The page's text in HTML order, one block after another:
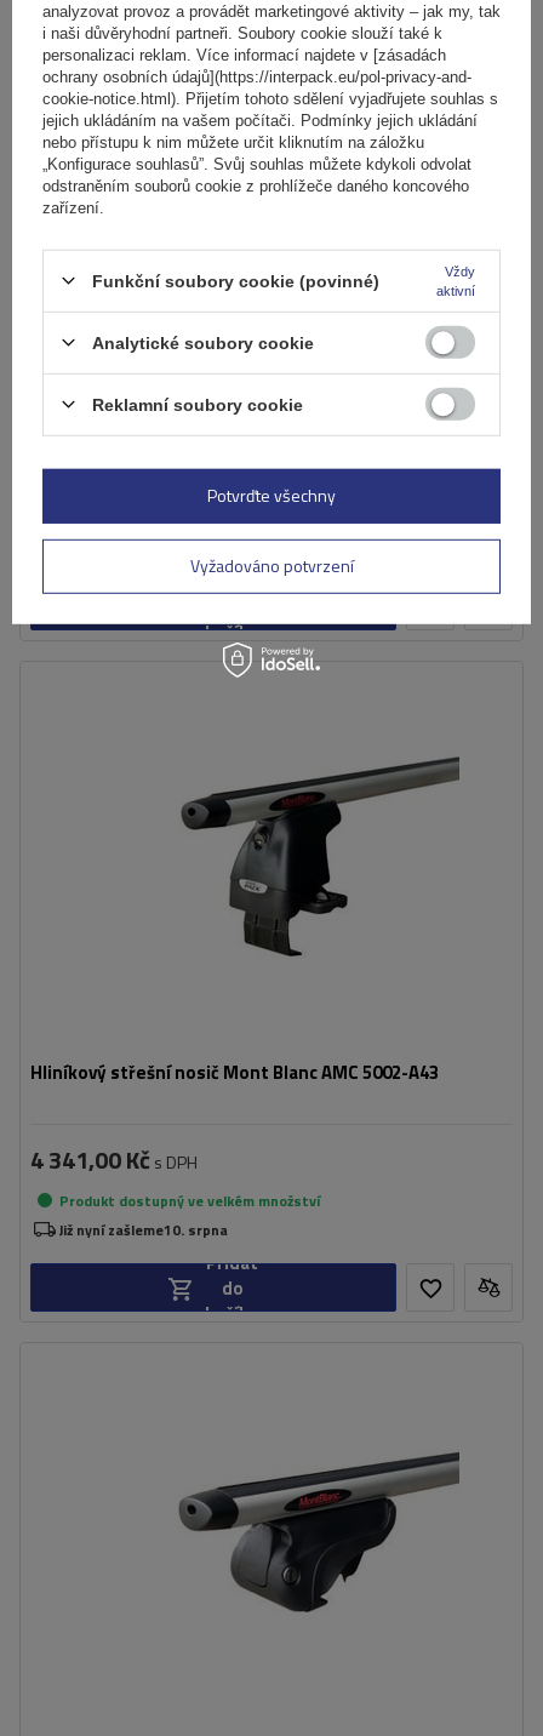
Ocelový střešní nosič Mont Blanc AMC 5002-S43
3 401,00 Kč
Produkt dostupný ve velkém množství
Již nyní zašleme10. srpna
Přidat
košíku
Hliníkový střešní nosič Mont Blanc AMC 5002-A43
4 341,00 Kč s DPH
Produkt dostupný ve velkém množství
Již nyní zašleme10. srpna
Přidat
do
košíku
analyzovat provoz a provádět marketingové aktivity – jak my, tak
i naši důvěryhodní partneři. Soubory cookie slouží také k
personalizaci reklam. Více informací najdete v [zásadách
ochrany osobních údajů](https://interpack.eu/pol-privacy-and-
cookie-notice.html). Přijetím tohoto sdělení vyjadřujete souhlas s
jejich ukládáním na vašem počítači. Podmínky jejich ukládání
nebo přístupu k nim můžete určit kliknutím na záložku
„Konfigurace souhlasů”. Svůj souhlas můžete kdykoli odvolat
odstraněním souborů cookie z prohlížeče daného koncového
zařízení.
Funkční soubory cookie (povinné)
Vždy
aktivní
Analytické soubory cookie
Reklamní soubory cookie
Vyžadováno potvrzení
Potvrďte všechny